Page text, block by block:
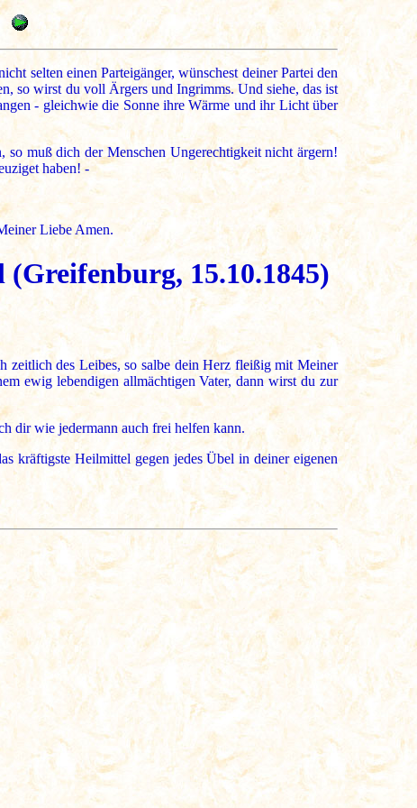
selten einen Parteigänger, wünschest deiner Partei den
so wirst du voll Ärgers und Ingrimms. Und siehe, das ist
- gleichwie die Sonne ihre Wärme und ihr Licht über
muß dich der Menschen Ungerechtigkeit nicht ärgern!
haben! -
Liebe Amen.
15.10.1845)
zeitlich des Leibes, so salbe dein Herz fleißig mit Meiner
ewig lebendigen allmächtigen Vater, dann wirst du zur
dir wie jedermann auch frei helfen kann.
kräftigste Heilmittel gegen jedes Übel in deiner eigenen